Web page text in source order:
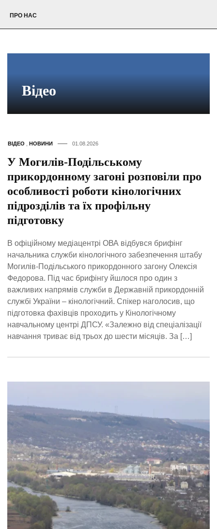
ПРО НАС
Відео
ВІДЕО НОВИНИ 01.08.2026
У Могилів-Подільському
прикордонному загоні розповіли про
особливості роботи кінологічних
підрозділів та їх профільну
підготовку
В офіційному медіацентрі ОВА відбувся брифінг
начальника служби кінологічного забезпечення штабу
Могилів-Подільського прикордонного загону Олексія
Федорова. Під час брифінгу йшлося про один з
важливих напрямів служби в Державній прикордонній
службі України – кінологічний. Спікер наголосив, що
підготовка фахівців проходить у Кінологічному
навчальному центрі ДПСУ. «Залежно від спеціалізації
навчання триває від трьох до шести місяців. За […]